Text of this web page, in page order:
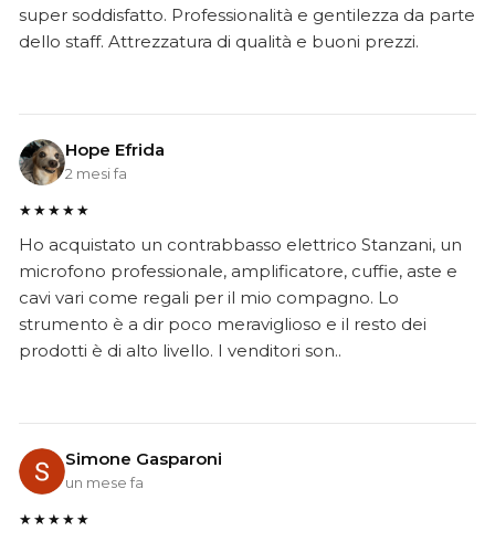
super soddisfatto. Professionalità e gentilezza da parte
dello staff. Attrezzatura di qualità e buoni prezzi.
Hope Efrida
2 mesi fa
★★★★★
Ho acquistato un contrabbasso elettrico Stanzani, un
microfono professionale, amplificatore, cuffie, aste e
cavi vari come regali per il mio compagno. Lo
strumento è a dir poco meraviglioso e il resto dei
prodotti è di alto livello. I venditori son..
Simone Gasparoni
un mese fa
★★★★★